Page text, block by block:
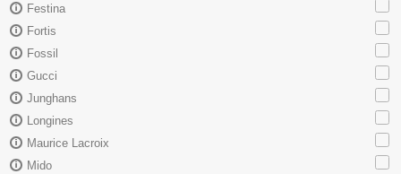
Festina
Fortis
Fossil
Gucci
Junghans
Longines
Maurice Lacroix
Mido